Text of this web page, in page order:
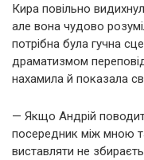
Кира повільно
але вона чудово
потрібна була гучна
драматизмом
нахамила й показала
— Якщо Андрій
посередник між мною
виставляти не